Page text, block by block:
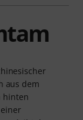
aus dem
hinten